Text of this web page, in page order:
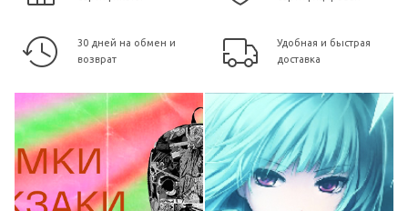
30 дней на обмен и
возврат
Удобная и быстрая
доставка